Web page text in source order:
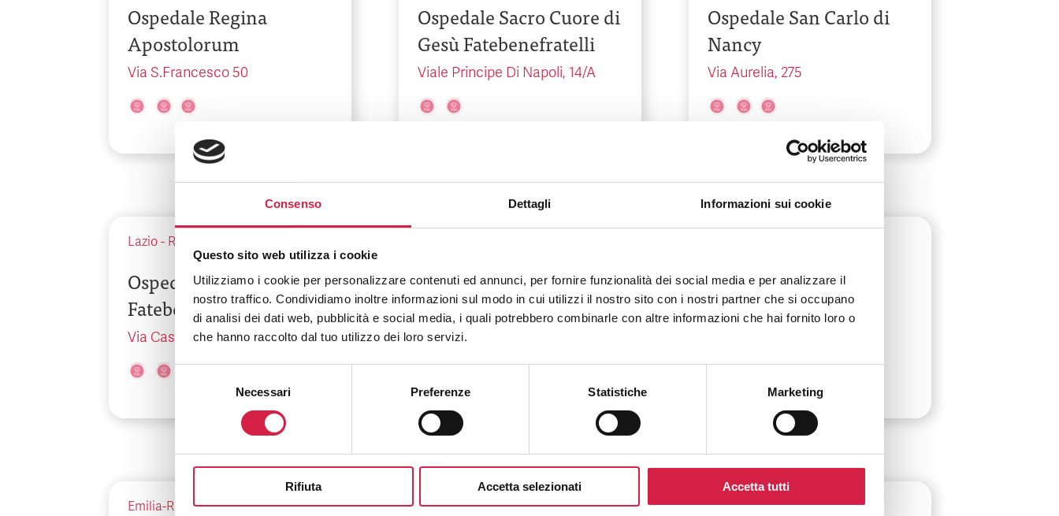
Consenso Dettagli Informazioni sui cookie
Questo sito web utilizza i cookie
Utilizziamo i cookie per personalizzare contenuti ed annunci, per fornire funzionalità dei social media e per analizzare il
nostro traffico. Condividiamo inoltre informazioni sul modo in cui utilizzi il nostro sito con i nostri partner che si occupano
di analisi dei dati web, pubblicità e social media, i quali potrebbero combinarle con altre informazioni che hai fornito loro o
che hanno raccolto dal tuo utilizzo dei loro servizi.
Necessari Preferenze Statistiche Marketing
Rifiuta Accetta selezionati Accetta tutti
Ospedale Regina
Apostolorum
Via S.Francesco 50
Ospedale Sacro Cuore di
Gesù Fatebenefratelli
Viale Principe Di Napoli, 14/A
Ospedale San Carlo di
Nancy
Via Aurelia, 275
Lazio - Roma
Ospedale San Pietro
Fatebenefratelli
Via Cassia, 600
Ospedale Santa Maria
Via Antonio De Ferrariis, 22
Policlinico Città di
Udine
Emilia-Romagna-Bologna Lombardia-Bergamo Lombardia-Bergamo